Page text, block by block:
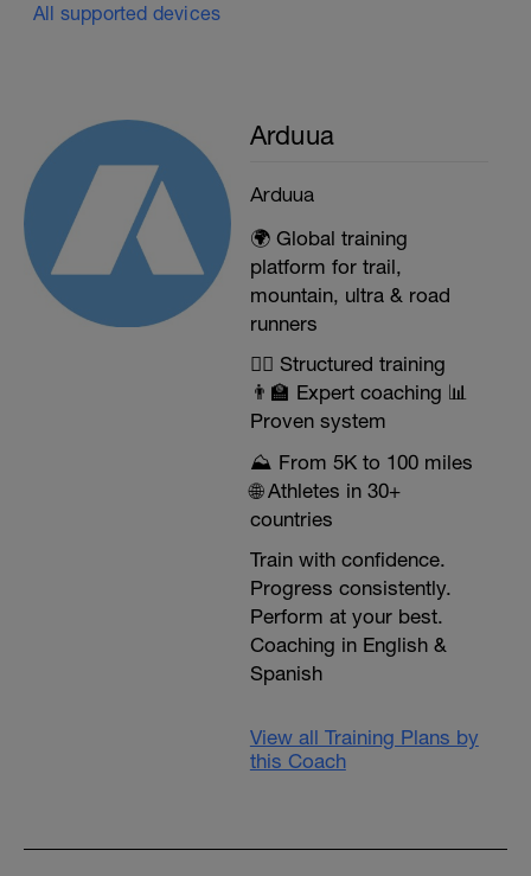
All supported devices
Arduua
Arduua
🌍 Global training
platform for trail,
mountain, ultra & road
runners
🏃‍♂️ Structured training
👨‍🏫 Expert coaching 📊
Proven system
⛰️ From 5K to 100 miles
🌐 Athletes in 30+
countries
Train with confidence.
Progress consistently.
Perform at your best.
Coaching in English &
Spanish
View all Training Plans by
this Coach